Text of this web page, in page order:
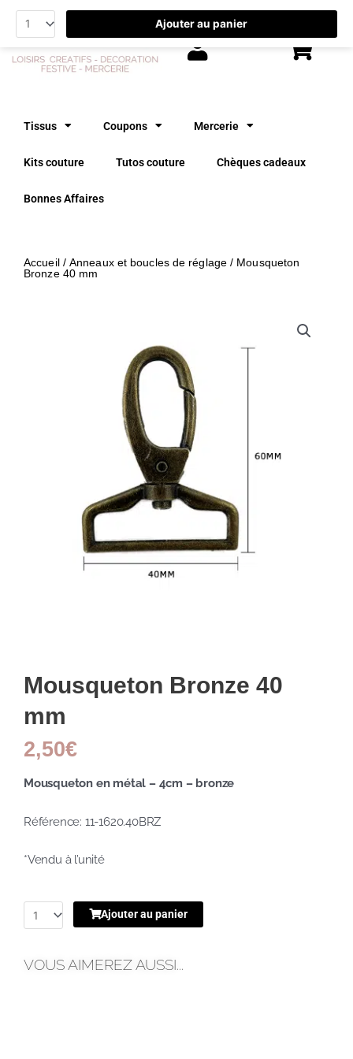
Aller
Tissus Coupons Mercerie
Kits couture Tutos couture Chèques cadeaux
Bonnes Affaires
Accueil/Anneaux et boucles de réglage/ Mousqueton
Bronze 40 mm
Mousqueton Bronze 40
mm
2,50€
Mousqueton en métal – 4cm – bronze
Référence: 11-1620.40BRZ
*Vendu à l’unité
Ajouter au panier
VOUS AIMEREZ AUSSI...
Ajouter au panier